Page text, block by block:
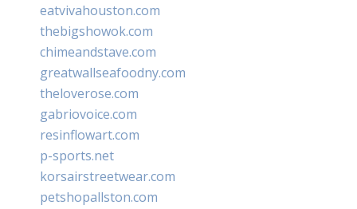
eatvivahouston.com
thebigshowok.com
chimeandstave.com
greatwallseafoodny.com
theloverose.com
gabriovoice.com
resinflowart.com
p-sports.net
korsairstreetwear.com
petshopallston.com